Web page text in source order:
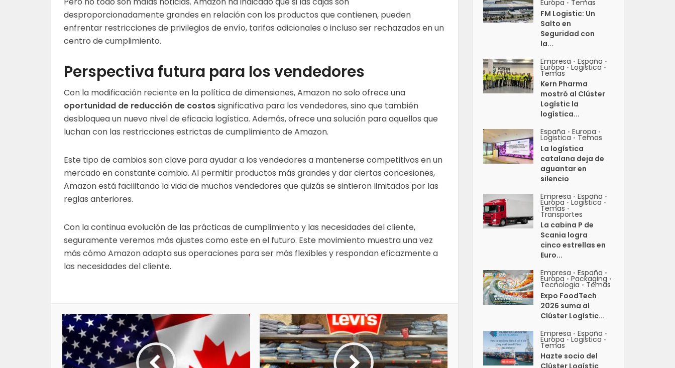
desproporcionadamente grandes en relación con los productos que contienen, pueden
enfrentar restricciones de privilegios de envío, tarifas adicionales o incluso ser rechazados en un
centro de cumplimiento.
Perspectiva futura para los vendedores
Con la modificación reciente en la política de dimensiones, Amazon no solo ofrece una
oportunidad de reducción de costossignificativa para los vendedores, sino que también
desbloquea un nuevo nivel de eficacia logística. Además, ofrece una solución para aquellos que
luchan con las restricciones estrictas de cumplimiento de Amazon.
Este tipo de cambios son clave para ayudar a los vendedores a mantenerse competitivos en un
mercado en constante cambio. Al permitir productos más grandes y dar ciertas concesiones,
Amazon está facilitando la vida de muchos vendedores que quizás se sintieron limitados por las
reglas anteriores.
Con la continua evolución de las prácticas de cumplimiento y las necesidades del cliente,
seguramente veremos más ajustes como este en el futuro. Este movimiento muestra una vez
más cómo Amazon adapta sus operaciones para ser más flexibles y respondan eficazmente a
las necesidades del cliente.
Europa • Temas
FM Logistic: Un
Salto en
Seguridad con
la...
Empresa • España •
Europa • Logistica •
Temas
Kern Pharma
mostró al Clúster
Logístic la
logística...
España • Europa •
Logistica • Temas
La logística
catalana deja de
aguantar en
silencio
Empresa • España •
Europa • Logistica •
Temas •
Transportes
La cabina P de
Scania logra
cinco estrellas en
Euro...
Empresa • España •
Europa • Packaging •
Tecnologia • Temas
Expo FoodTech
2026 suma al
Clúster Logístic...
Empresa • España •
Europa • Logistica •
Temas
Hazte socio del
Clúster Logístic